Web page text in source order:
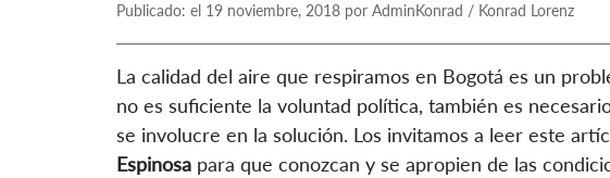
Publicado: el 19 noviembre, 2018 por AdminKonrad / Konrad Lorenz
La calidad del aire que respiramos en Bogotá es un
no es suficiente la voluntad política, también es
se involucre en la solución. Los invitamos a leer este
Espinosa para que conozcan y se apropien de las